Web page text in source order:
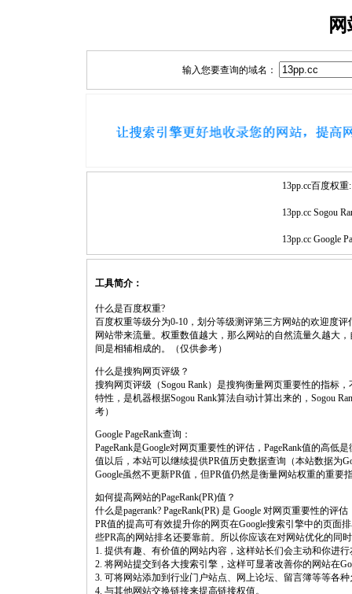
输入您要查询的域名：
13pp.cc百度权重:
13pp.cc Sogou
13pp.cc Google
工具简介：
什么是百度权重?
百度权重等级分为0-10，划分等级测评第三方网站的欢迎度
网站带来流量。权重数值越大，那么网站的自然流量久越大
间是相辅相成的。（仅供参考）
什么是搜狗网页评级？
搜狗网页评级（Sogou Rank）是搜狗衡量网页重要性的指标
特性，是机器根据Sogou Rank算法自动计算出来的，Sogou
考）
Google PageRank查询：
PageRank是Google对网页重要性的评估，PageRank值的高
值以后，本站可以继续提供PR值历史数据查询（本站数据为
Google虽然不更新PR值，但PR值仍然是衡量网站权重的重要
如何提高网站的PageRank(PR)值？
什么是pagerank? PageRank(PR) 是 Google 对网页重要性的评估
PR值的提高可有效提升你的网页在Google搜索引擎中的页面
些PR高的网站排名还要靠前。所以你应该在对网站优化的同
1. 提供有趣、有价值的网站内容，这样站长们会主动和你进
2. 将网站提交到各大搜索引擎，这样可显著改善你的网站在
3. 可将网站添加到行业门户站点、网上论坛、留言簿等等各
4. 与其他网站交换链接来提高链接权值。